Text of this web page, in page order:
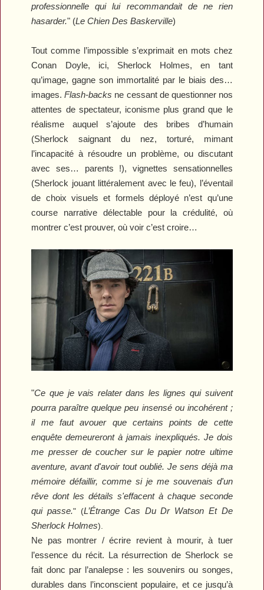
professionnelle qui lui recommandait de ne rien
hasarder." (Le Chien Des Baskerville)
Tout comme l’impossible s’exprimait en mots chez
Conan Doyle, ici, Sherlock Holmes, en tant
qu’image, gagne son immortalité par le biais des…
images.Flash-backs ne cessant de questionner nos
attentes de spectateur, iconisme plus grand que le
réalisme auquel s’ajoute des bribes d’humain
(Sherlock saignant du nez, torturé, mimant
l’incapacité à résoudre un problème, ou discutant
avec ses… parents !), vignettes sensationnelles
(Sherlock jouant littéralement avec le feu), l’éventail
de choix visuels et formels déployé n’est qu’une
course narrative délectable pour la crédulité, où
montrer c’est prouver, où voir c’est croire…
"Ce que je vais relater dans les lignes qui suivent
pourra paraître quelque peu insensé ou incohérent ;
il me faut avouer que certains points de cette
enquête demeureront à jamais inexpliqués. Je dois
me presser de coucher sur le papier notre ultime
aventure, avant d'avoir tout oublié. Je sens déjà ma
mémoire défaillir, comme si je me souvenais d'un
rêve dont les détails s'effacent à chaque seconde
qui passe." (L’Étrange Cas Du Dr Watson Et De
Sherlock Holmes).
Ne pas montrer / écrire revient à mourir, à tuer
l’essence du récit. La résurrection de Sherlock se
fait donc par l’analepse : les souvenirs ou songes,
durables dans l’inconscient populaire, et ce jusqu’à